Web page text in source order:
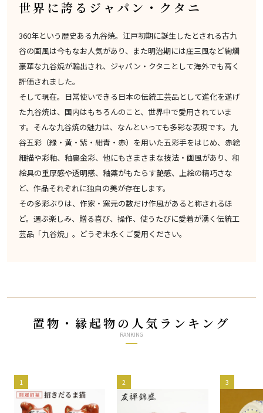
世界に誇るジャパン・クタニ
360年という歴史ある九谷焼。江戸初期に誕生したとされる古九
谷の画風は今もなお人気があり、また明治期には庄三風など絢爛
豪華な九谷焼が輸出され、ジャパン・クタニとして海外でも高く
評価されました。
そして現在。日常使いできる日本の伝統工芸品として進化を遂げ
た九谷焼は、国内はもちろんのこと、世界中で愛用されていま
す。そんな九谷焼の魅力は、なんといっても多彩な表現です。九
谷五彩（緑・黄・紫・紺青・赤）を用いた五彩手をはじめ、赤絵
細描や彩釉、釉裏金彩、他にもさまさまな技法・画風があり、和
絵具の重厚感や透明感、釉薬がもたらす艶感、上絵の精巧さな
ど、作品それぞれに独自の美が存在します。
その多彩ぶりは、作家・窯元の数だけ作風があると称されるほ
ど。選ぶ楽しみ、贈る喜び、操作、使うたびに愛着が湧く伝統工
芸品「九谷焼」。どうぞ末永くご愛用ください。
置物・縁起物の人気ランキング
RANKING
1 2 3